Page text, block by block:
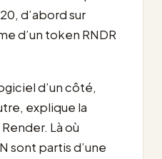
d’abord sur
d’un token RNDR
d’un côté,
explique la
Là où
sont partis d’une